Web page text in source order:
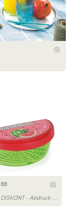
© PAGRO DISKONT - Abdruck honorarfrei